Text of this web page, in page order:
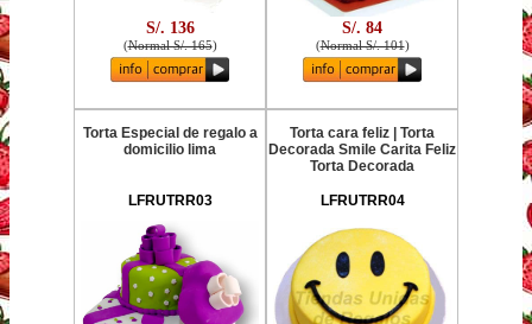
S/. 136
(Normal S/. 165)
S/. 84
(Normal S/. 101)
Torta Especial de regalo a
domicilio lima
LFRUTRR03
Torta cara feliz | Torta
Decorada Smile Carita Feliz
Torta Decorada
LFRUTRR04